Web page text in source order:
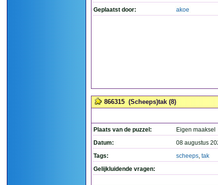
Geplaatst door: akoe
866315 (Scheeps)tak (8)
Plaats van de puzzel:
Eigen maaksel
Datum:
08 augustus
Tags:
scheeps, tak
Gelijkluidende vragen: